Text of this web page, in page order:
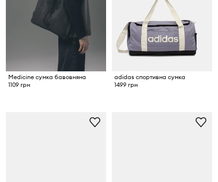
Medicine сумка бавовняна
1109 грн
adidas спортивна сумка
1499 грн